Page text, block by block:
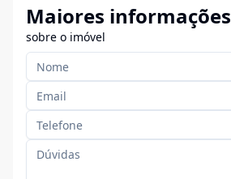
Maiores informações
sobre o imóvel